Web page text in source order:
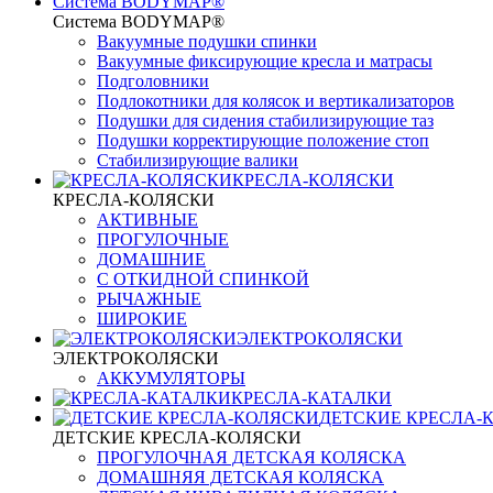
Система BODYMAP®
Вакуумные подушки спинки
Вакуумные фиксирующие кресла и матрасы
Подголовники
Подлокотники для колясок и вертикализаторов
Подушки для сидения стабилизирующие таз
Подушки корректирующие положение стоп
Стабилизирующие валики
КРЕСЛА-КОЛЯСКИ
КРЕСЛА-КОЛЯСКИ
АКТИВНЫЕ
ПРОГУЛОЧНЫЕ
ДОМАШНИЕ
С ОТКИДНОЙ СПИНКОЙ
РЫЧАЖНЫЕ
ШИРОКИЕ
ЭЛЕКТРОКОЛЯСКИ
ЭЛЕКТРОКОЛЯСКИ
АККУМУЛЯТОРЫ
КРЕСЛА-КАТАЛКИ
ДЕТСКИЕ КРЕСЛА-
ДЕТСКИЕ КРЕСЛА-КОЛЯСКИ
ПРОГУЛОЧНАЯ ДЕТСКАЯ КОЛЯСКА
ДОМАШНЯЯ ДЕТСКАЯ КОЛЯСКА